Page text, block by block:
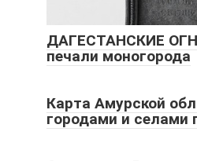
ДАГЕСТАНСКИЕ
печали моногорода
Карта Амурской
городами и селами